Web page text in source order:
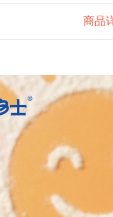
商品